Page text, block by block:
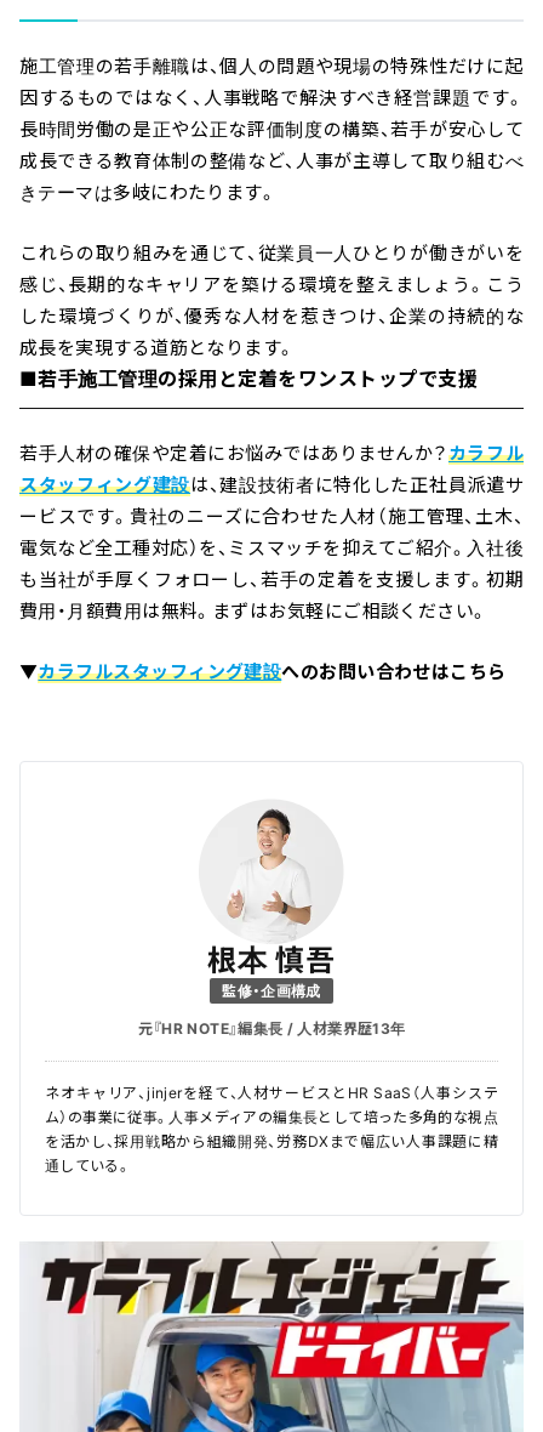
施工管理の若手離職は、個人の問題や現場の特殊性だけに起
因するものではなく、人事戦略で解決すべき経営課題です。
長時間労働の是正や公正な評価制度の構築、若手が安心して
成長できる教育体制の整備など、人事が主導して取り組むべ
きテーマは多岐にわたります。
これらの取り組みを通じて、従業員一人ひとりが働きがいを
感じ、長期的なキャリアを築ける環境を整えましょう。こう
した環境づくりが、優秀な人材を惹きつけ、企業の持続的な
成長を実現する道筋となります。
■若手施工管理の採用と定着をワンストップで支援
若手人材の確保や定着にお悩みではありませんか？カラフル
スタッフィング建設は、建設技術者に特化した正社員派遣サ
ービスです。貴社のニーズに合わせた人材（施工管理、土木、
電気など全工種対応）を、ミスマッチを抑えてご紹介。入社後
も当社が手厚くフォローし、若手の定着を支援します。初期
費用・月額費用は無料。まずはお気軽にご相談ください。
▼カラフルスタッフィング建設へのお問い合わせはこちら
根本 慎吾
監修・企画構成
元『HR NOTE』編集長 / 人材業界歴13年
ネオキャリア、jinjerを経て、人材サービスとHR SaaS（人事システ
ム）の事業に従事。人事メディアの編集長として培った多角的な視点
を活かし、採用戦略から組織開発、労務DXまで幅広い人事課題に精
通している。